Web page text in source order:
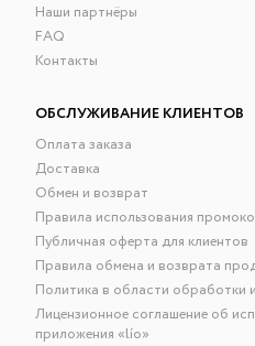
Наши партнёры
FAQ
Контакты
ОБСЛУЖИВАНИЕ КЛИЕНТОВ
Оплата заказа
Доставка
Обмен и возврат
Правила использования
Публичная оферта для клиентов
Правила обмена и возврата
Политика в области обработки
Лицензионное соглашение об
приложения «lío»